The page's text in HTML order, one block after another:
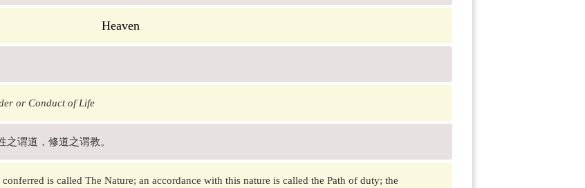
Heaven
or Conduct of Life
之谓道，修道之谓教。
conferred is called The Nature; an accordance with this nature is called the Path of duty; the